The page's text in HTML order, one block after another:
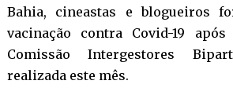
Bahia, cineastas e blogueiros
vacinação contra Covid-19
Comissão Intergestores
realizada este mês.